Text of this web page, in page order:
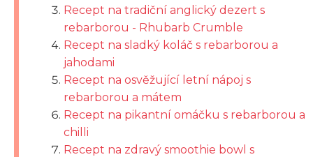
Recept na tradiční anglický dezert s
rebarborou - Rhubarb Crumble
Recept na sladký koláč s rebarborou a
jahodami
Recept na osvěžující letní nápoj s
rebarborou a mátem
Recept na pikantní omáčku s rebarborou a
chilli
Recept na zdravý smoothie bowl s